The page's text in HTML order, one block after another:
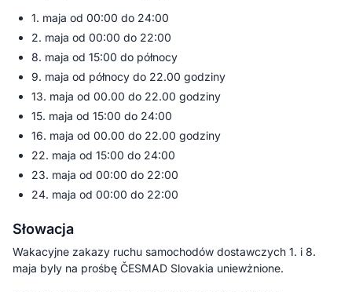
1. maja od 00:00 do 24:00
2. maja od 00:00 do 22:00
8. maja od 15:00 do północy
9. maja od północy do 22.00 godziny
13. maja od 00.00 do 22.00 godziny
15. maja od 15:00 do 24:00
16. maja od 00.00 do 22.00 godziny
22. maja od 15:00 do 24:00
23. maja od 00:00 do 22:00
24. maja od 00:00 do 22:00
Słowacja
Wakacyjne zakazy ruchu samochodów dostawczych 1. i 8.
maja byly na prośbę ČESMAD Slovakia uniewżnione.